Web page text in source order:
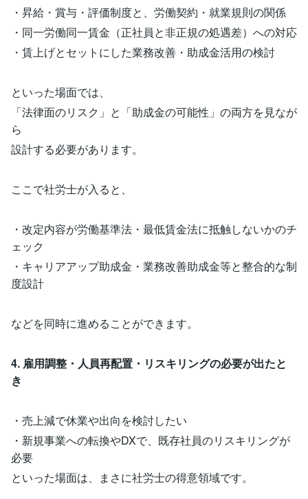
・昇給・賞与・評価制度と、労働契約・就業規則の関係
・同一労働同一賃金（正社員と非正規の処遇差）への対応
・賃上げとセットにした業務改善・助成金活用の検討
といった場面では、
「法律面のリスク」と「助成金の可能性」の両方を見なが
ら
設計する必要があります。
ここで社労士が入ると、
・改定内容が労働基準法・最低賃金法に抵触しないかのチ
ェック
・キャリアアップ助成金・業務改善助成金等と整合的な制
度設計
などを同時に進めることができます。
4. 雇用調整・人員再配置・リスキリングの必要が出たと
き
・売上減で休業や出向を検討したい
・新規事業への転換やDXで、既存社員のリスキリングが
必要
といった場面は、まさに社労士の得意領域です。